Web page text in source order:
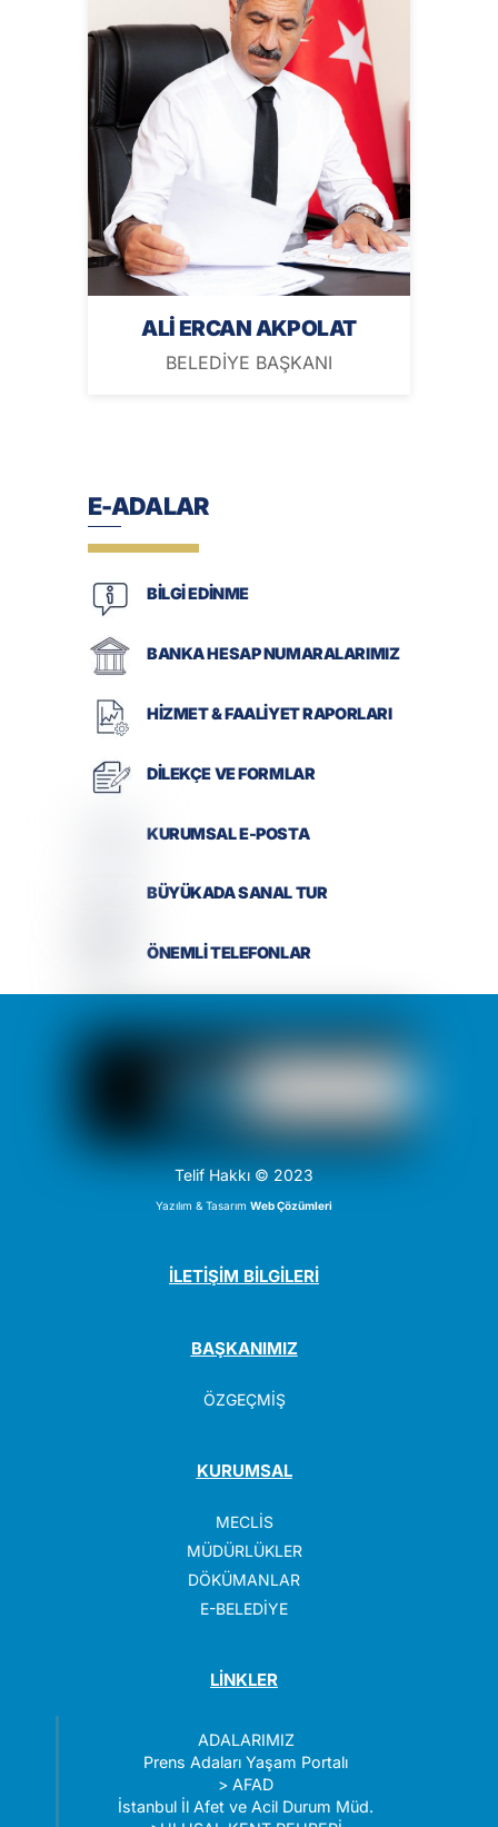
ALİ ERCAN AKPOLAT
BELEDİYE BAŞKANI
E-ADALAR
BİLGİ EDİNME
BANKA HESAP NUMARALARIMIZ
HİZMET & FAALİYET RAPORLARI
DİLEKÇE VE FORMLAR
KURUMSAL E-POSTA
BÜYÜKADA SANAL TUR
ÖNEMLİ TELEFONLAR
Telif Hakkı © 2023
Yazılım & TasarımWeb Çözümleri
İLETİŞİM BİLGİLERİ
BAŞKANIMIZ
ÖZGEÇMİŞ
KURUMSAL
MECLİS
MÜDÜRLÜKLER
DÖKÜMANLAR
E-BELEDİYE
LİNKLER
ADALARIMIZ
Prens Adaları Yaşam Portalı
>AFAD
İstanbul İl Afet ve Acil Durum Müd.